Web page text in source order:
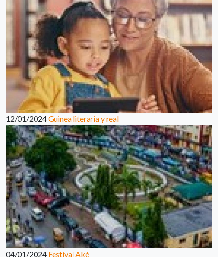
12/01/2024Guinea literaria y real
04/01/2024 Festival Aké